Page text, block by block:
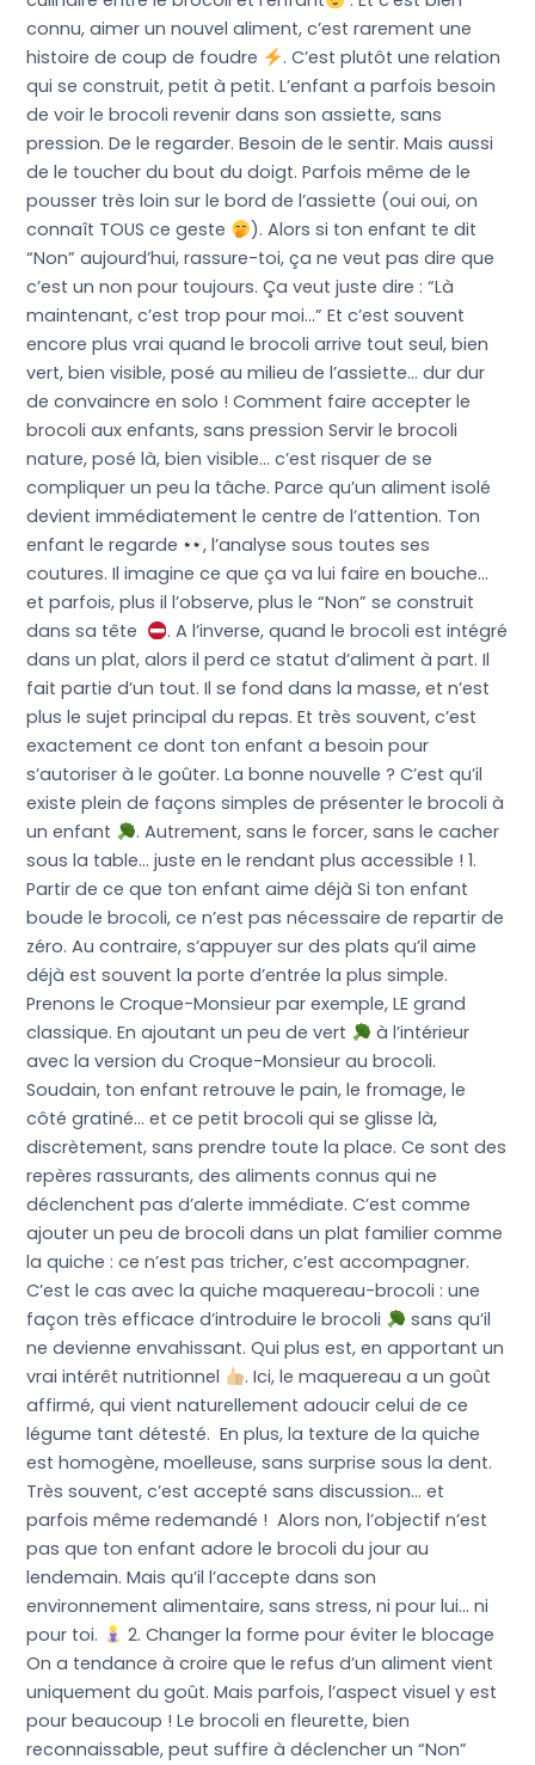
connu, aimer un nouvel aliment, c’est rarement une
histoire de coup de foudre
. C’est plutôt une relation
qui se construit, petit à petit. L’enfant a parfois besoin
de voir le brocoli revenir dans son assiette, sans
pression. De le regarder. Besoin de le sentir. Mais aussi
de le toucher du bout du doigt. Parfois même de le
pousser très loin sur le bord de l’assiette (oui oui, on
connaît TOUS ce geste
). Alors si ton enfant te dit
“Non” aujourd’hui, rassure-toi, ça ne veut pas dire que
c’est un non pour toujours. Ça veut juste dire : “Là
maintenant, c’est trop pour moi…” Et c’est souvent
encore plus vrai quand le brocoli arrive tout seul, bien
vert, bien visible, posé au milieu de l’assiette… dur dur
de convaincre en solo ! Comment faire accepter le
brocoli aux enfants, sans pression Servir le brocoli
nature, posé là, bien visible… c’est risquer de se
compliquer un peu la tâche. Parce qu’un aliment isolé
devient immédiatement le centre de l’attention. Ton
enfant le regarde
, l’analyse sous toutes ses
coutures. Il imagine ce que ça va lui faire en bouche…
et parfois, plus il l’observe, plus le “Non” se construit
dans sa tête
. A l’inverse, quand le brocoli est intégré
dans un plat, alors il perd ce statut d’aliment à part. Il
fait partie d’un tout. Il se fond dans la masse, et n’est
plus le sujet principal du repas. Et très souvent, c’est
exactement ce dont ton enfant a besoin pour
s’autoriser à le goûter. La bonne nouvelle ? C’est qu’il
existe plein de façons simples de présenter le brocoli à
un enfant
. Autrement, sans le forcer, sans le cacher
sous la table… juste en le rendant plus accessible ! 1.
Partir de ce que ton enfant aime déjà Si ton enfant
boude le brocoli, ce n’est pas nécessaire de repartir de
zéro. Au contraire, s’appuyer sur des plats qu’il aime
déjà est souvent la porte d’entrée la plus simple.
Prenons le Croque-Monsieur par exemple, LE grand
classique. En ajoutant un peu de vert
à l’intérieur
avec la version du Croque-Monsieur au brocoli.
Soudain, ton enfant retrouve le pain, le fromage, le
côté gratiné… et ce petit brocoli qui se glisse là,
discrètement, sans prendre toute la place. Ce sont des
repères rassurants, des aliments connus qui ne
déclenchent pas d’alerte immédiate. C’est comme
ajouter un peu de brocoli dans un plat familier comme
la quiche : ce n’est pas tricher, c’est accompagner.
C’est le cas avec la quiche maquereau-brocoli : une
façon très efficace d’introduire le brocoli
sans qu’il
ne devienne envahissant. Qui plus est, en apportant un
vrai intérêt nutritionnel
. Ici, le maquereau a un goût
affirmé, qui vient naturellement adoucir celui de ce
légume tant détesté. En plus, la texture de la quiche
est homogène, moelleuse, sans surprise sous la dent.
Très souvent, c’est accepté sans discussion… et
parfois même redemandé ! Alors non, l’objectif n’est
pas que ton enfant adore le brocoli du jour au
lendemain. Mais qu’il l’accepte dans son
environnement alimentaire, sans stress, ni pour lui… ni
pour toi.
2. Changer la forme pour éviter le blocage
On a tendance à croire que le refus d’un aliment vient
uniquement du goût. Mais parfois, l’aspect visuel y est
pour beaucoup ! Le brocoli en fleurette, bien
reconnaissable, peut suffire à déclencher un “Non”